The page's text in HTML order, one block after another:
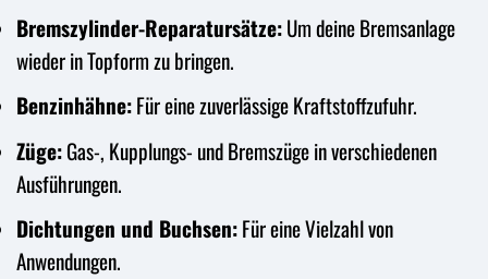
Bremszylinder-Reparatursätze:Um deine Bremsanlage
wieder in Topform zu bringen.
Benzinhähne:Für eine zuverlässige Kraftstoffzufuhr.
Züge:Gas-, Kupplungs- und Bremszüge in verschiedenen
Ausführungen.
Dichtungen und Buchsen:Für eine Vielzahl von
Anwendungen.